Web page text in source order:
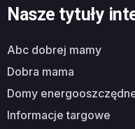
Nasze tytuły
abc dobrej mamy
dobra mama
domy
informacje targowe